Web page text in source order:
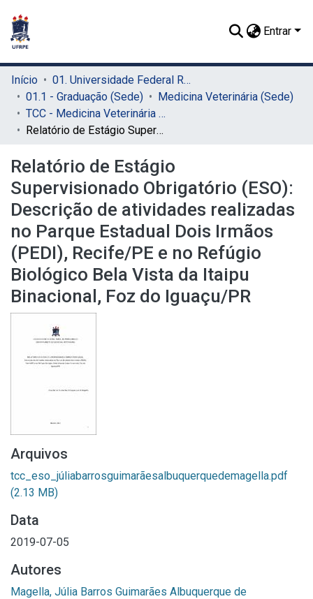
Entrar
Início
01. Universidade Federal Rural de Pernambuco - UFRPE (Sede)
01.1 - Graduação (Sede)
Medicina Veterinária (Sede)
TCC - Medicina Veterinária (Sede)
Relatório de Estágio Supervisionado Obrigatório (ESO): Descrição de atividades realizadas no Parque Estadual Dois Irmãos (PEDI), Recife/PE e no Refúgio Biológico Bela Vista da Itaipu Binacional, Foz do Iguaçu/PR
Relatório de Estágio
Supervisionado Obrigatório (ESO):
Descrição de atividades realizadas
no Parque Estadual Dois Irmãos
(PEDI), Recife/PE e no Refúgio
Biológico Bela Vista da Itaipu
Binacional, Foz do Iguaçu/PR
Arquivos
tcc_eso_júliabarrosguimarãesalbuquerquedemagella.pdf
(2.13 MB)
Data
2019-07-05
Autores
Magella, Júlia Barros Guimarães Albuquerque de